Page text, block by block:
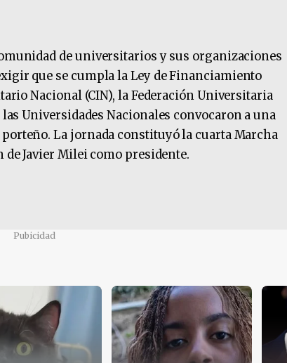
de universitarios y sus organizaciones
que se cumpla la Ley de Financiamiento
Nacional (CIN), la Federación Universitaria
Universidades Nacionales convocaron a una
La jornada constituyó la cuarta Marcha
Javier Milei como presidente.
Pubicidad